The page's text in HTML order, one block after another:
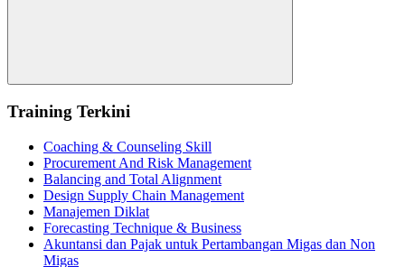
Search
Training Terkini
Coaching & Counseling Skill
Procurement And Risk Management
Balancing and Total Alignment
Design Supply Chain Management
Manajemen Diklat
Forecasting Technique & Business
Akuntansi dan Pajak untuk Pertambangan Migas dan Non
Migas